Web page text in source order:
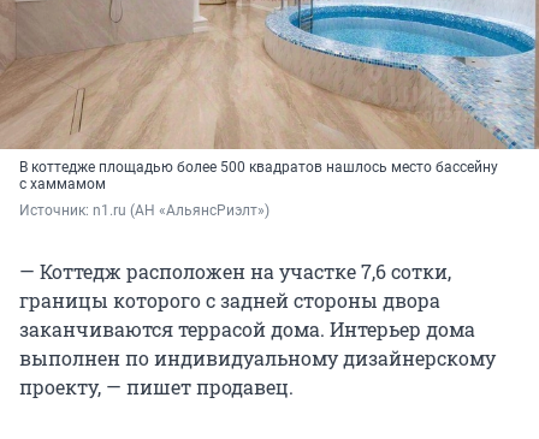
В коттедже площадью более 500 квадратов нашлось место бассейну
с хаммамом
Источник: n1.ru (АН «АльянсРиэлт»)
— Коттедж расположен на участке 7,6 сотки,
границы которого с задней стороны двора
заканчиваются террасой дома. Интерьер дома
выполнен по индивидуальному дизайнерскому
проекту, — пишет продавец.